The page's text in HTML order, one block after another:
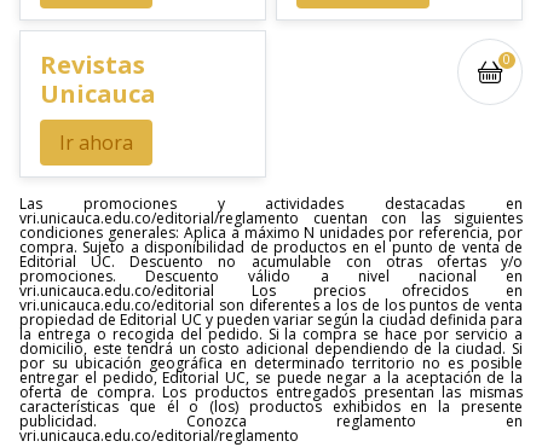
0
Revistas
Unicauca
Ir ahora
Las promociones y actividades destacadas en
vri.unicauca.edu.co/editorial/reglamento cuentan con las siguientes
condiciones generales: Aplica a máximo N unidades por referencia, por
compra. Sujeto a disponibilidad de productos en el punto de venta de
Editorial UC. Descuento no acumulable con otras ofertas y/o
promociones. Descuento válido a nivel nacional en
vri.unicauca.edu.co/editorial Los precios ofrecidos en
vri.unicauca.edu.co/editorial son diferentes a los de los puntos de venta
propiedad de Editorial UC y pueden variar según la ciudad definida para
la entrega o recogida del pedido. Si la compra se hace por servicio a
domicilio, este tendrá un costo adicional dependiendo de la ciudad. Si
por su ubicación geográfica en determinado territorio no es posible
entregar el pedido, Editorial UC, se puede negar a la aceptación de la
oferta de compra. Los productos entregados presentan las mismas
características que él o (los) productos exhibidos en la presente
publicidad. Conozca reglamento en
vri.unicauca.edu.co/editorial/reglamento